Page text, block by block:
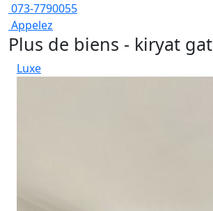
073-7790055
Appelez
Plus de biens - kiryat gat
Luxe